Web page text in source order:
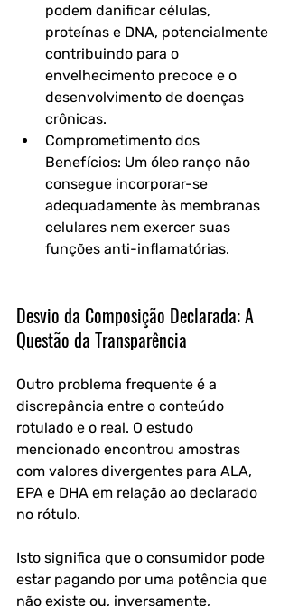
podem danificar células,
proteínas e DNA, potencialmente
contribuindo para o
envelhecimento precoce e o
desenvolvimento de doenças
crônicas.
Comprometimento dos
Benefícios: Um óleo ranço não
consegue incorporar-se
adequadamente às membranas
celulares nem exercer suas
funções anti-inflamatórias.
Desvio da Composição Declarada: A
Questão da Transparência
Outro problema frequente é a
discrepância entre o conteúdo
rotulado e o real. O estudo
mencionado encontrou amostras
com valores divergentes para ALA,
EPA e DHA em relação ao declarado
no rótulo.
Isto significa que o consumidor pode
estar pagando por uma potência que
não existe ou, inversamente,